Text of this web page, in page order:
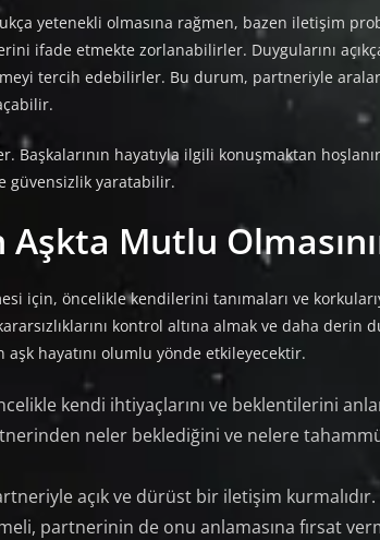
yetenekli olmasına rağmen, bazen iletişim
ifade etmekte zorlanabilirler. Duygularını
tercih edebilirler. Bu durum, partneriyle
Başkalarının hayatıyla ilgili konuşmaktan
güvensizlik yaratabilir.
Mutlu
için, öncelikle kendilerini tanımaları ve
kontrol altına almak ve daha derin
hayatını olumlu yönde etkileyecektir.
kendi ihtiyaçlarını ve beklentilerini
neler beklediğini ve nelere
açık ve dürüst bir iletişim kurmalıdır.
partnerinin de onu anlamasına fırsat